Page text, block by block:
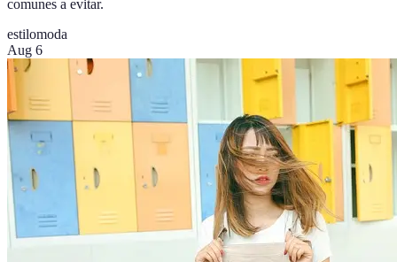
comunes a evitar.
estilomoda
Aug 6